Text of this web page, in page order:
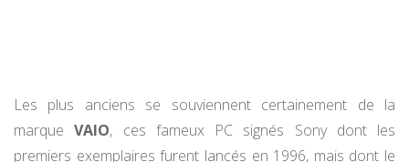
Les plus anciens se souviennent certainement de la
marqueVAIO, ces fameux PC signés Sony dont les
premiers exemplaires furent lancés en 1996, mais dont le